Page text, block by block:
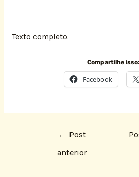
Texto completo.
Compartilhe isso:
Facebook
← Post
anterior